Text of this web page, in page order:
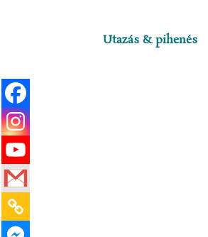
Utazás & pihenés